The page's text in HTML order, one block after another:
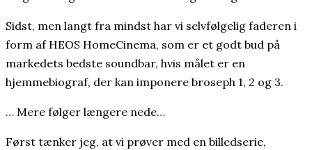
Sidst, men langt fra mindst har vi selvfølgelig faderen i
form af HEOS HomeCinema, som er et godt bud på
markedets bedste soundbar, hvis målet er en
hjemmebiograf, der kan imponere broseph 1, 2 og 3.
… Mere følger længere nede…
Først tænker jeg, at vi prøver med en billedserie,